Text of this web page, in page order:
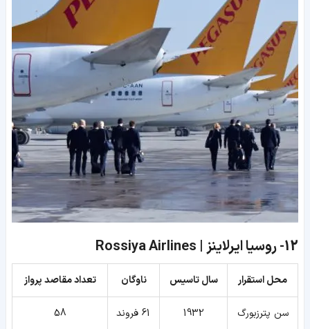
12- روسیا ایرلاینز | Rossiya Airlines
محل استقرار سال تاسیس ناوگان تعداد مقاصد پرواز
سن پترزبورگ 1932
58